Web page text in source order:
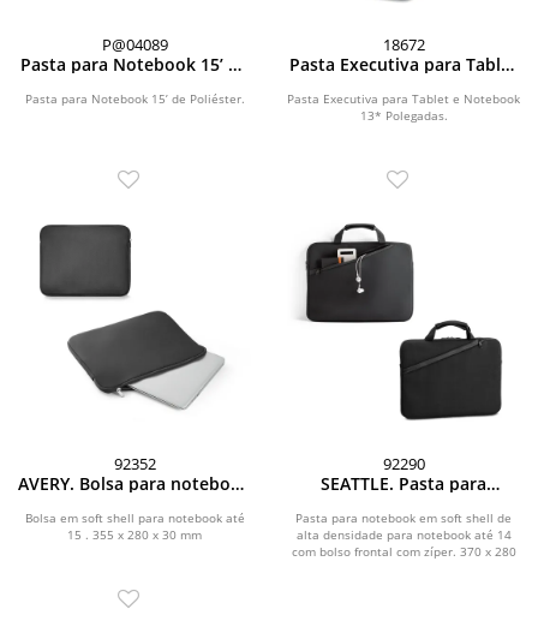
P@04089
Pasta para Notebook 15’ de
Pasta para Notebook 15’ de Poliéster.
18672
Pasta Executiva para Tablet
Pasta Executiva para Tablet e Notebook
13* Polegadas.
92352
AVERY. Bolsa para notebook
Bolsa em soft shell para notebook até
15 . 355 x 280 x 30 mm
92290
SEATTLE. Pasta para
de alta densidade
Pasta para notebook em soft shell de
alta densidade para notebook até 14
com bolso frontal com zíper. 370 x 280